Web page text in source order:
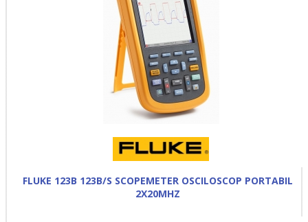
FLUKE 123B 123B/S SCOPEMETER OSCILOSCOP PORTABIL
2X20MHZ